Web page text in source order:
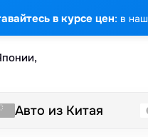
в курсе цен: в
Авто из Китая